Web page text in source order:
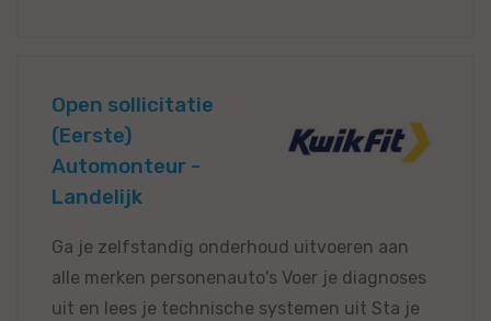
Open sollicitatie
(Eerste)
Automonteur -
Landelijk
Ga je zelfstandig onderhoud uitvoeren aan
alle merken personenauto's Voer je diagnoses
uit en lees je technische systemen uit Sta je